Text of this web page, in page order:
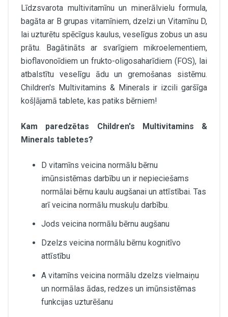
Līdzsvarota multivitamīnu un minerālvielu formula,
bagāta ar B grupas vitamīniem, dzelzi un Vitamīnu D,
lai uzturētu spēcīgus kaulus, veselīgus zobus un asu
prātu. Bagātināts ar svarīgiem mikroelementiem,
bioflavonoīdiem un frukto-oligosaharīdiem (FOS), lai
atbalstītu veselīgu ādu un gremošanas sistēmu.
Children's Multivitamins & Minerals ir izcili garšīga
košļājamā tablete, kas patiks bērniem!
Kam paredzētas Children's Multivitamins &
Minerals tabletes?
D vitamīns veicina normālu bērnu
imūnsistēmas darbību un ir nepieciešams
normālai bērnu kaulu augšanai un attīstībai. Tas
arī veicina normālu muskuļu darbību.
Jods veicina normālu bērnu augšanu
Dzelzs veicina normālu bērnu kognitīvo
attīstību
A vitamīns veicina normālu dzelzs vielmaiņu
un normālas ādas, redzes un imūnsistēmas
funkcijas uzturēšanu